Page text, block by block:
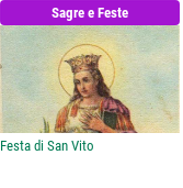
Sagre e Feste
Festa di San Vito